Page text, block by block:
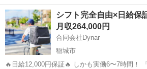
ートフォンの機種やプラン・インターネット回
ない商品やサービスのコンサルティングを行うお仕事
経験でも安心】 ○入社後のス...
東京 稲城市 その他
シフト完全自由×日給保
月収264,000円
合同会社Dynar
稲城市
🔥日給12,000円保証🔥 しかも実働6〜7時間！ 「効率よく稼ぎたい人」